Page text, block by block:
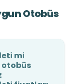
Otobüs
mi
otobüs